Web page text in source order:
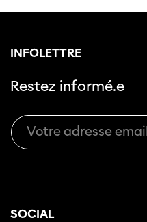
INFOLETTRE
Restez informé.e
SOCIAL